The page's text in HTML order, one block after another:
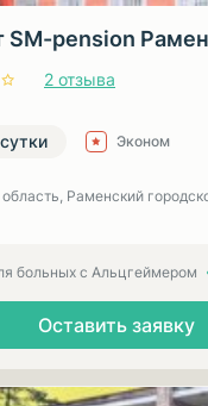
SM-pension
2 отзыва
Эконом
Раменский
больных с Альцгеймером
Оставить заявку